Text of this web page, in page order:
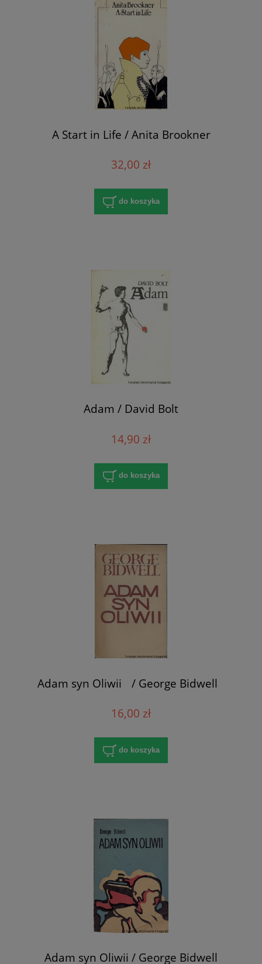
A Start in Life / Anita Brookner
32,00 zł
do koszyka
Adam / David Bolt
14,90 zł
do koszyka
Adam syn Oliwii / George Bidwell
16,00 zł
do koszyka
Adam syn Oliwii / George Bidwell